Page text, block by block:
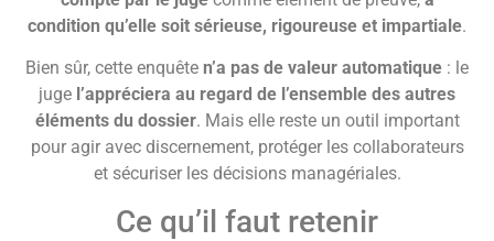
condition qu’elle soit sérieuse, rigoureuse et impartiale.
Bien sûr, cette enquête n’a pas de valeur automatique : le
juge l’appréciera au regard de l’ensemble des autres
éléments du dossier. Mais elle reste un outil important
pour agir avec discernement, protéger les collaborateurs
et sécuriser les décisions managériales.
Ce qu’il faut retenir